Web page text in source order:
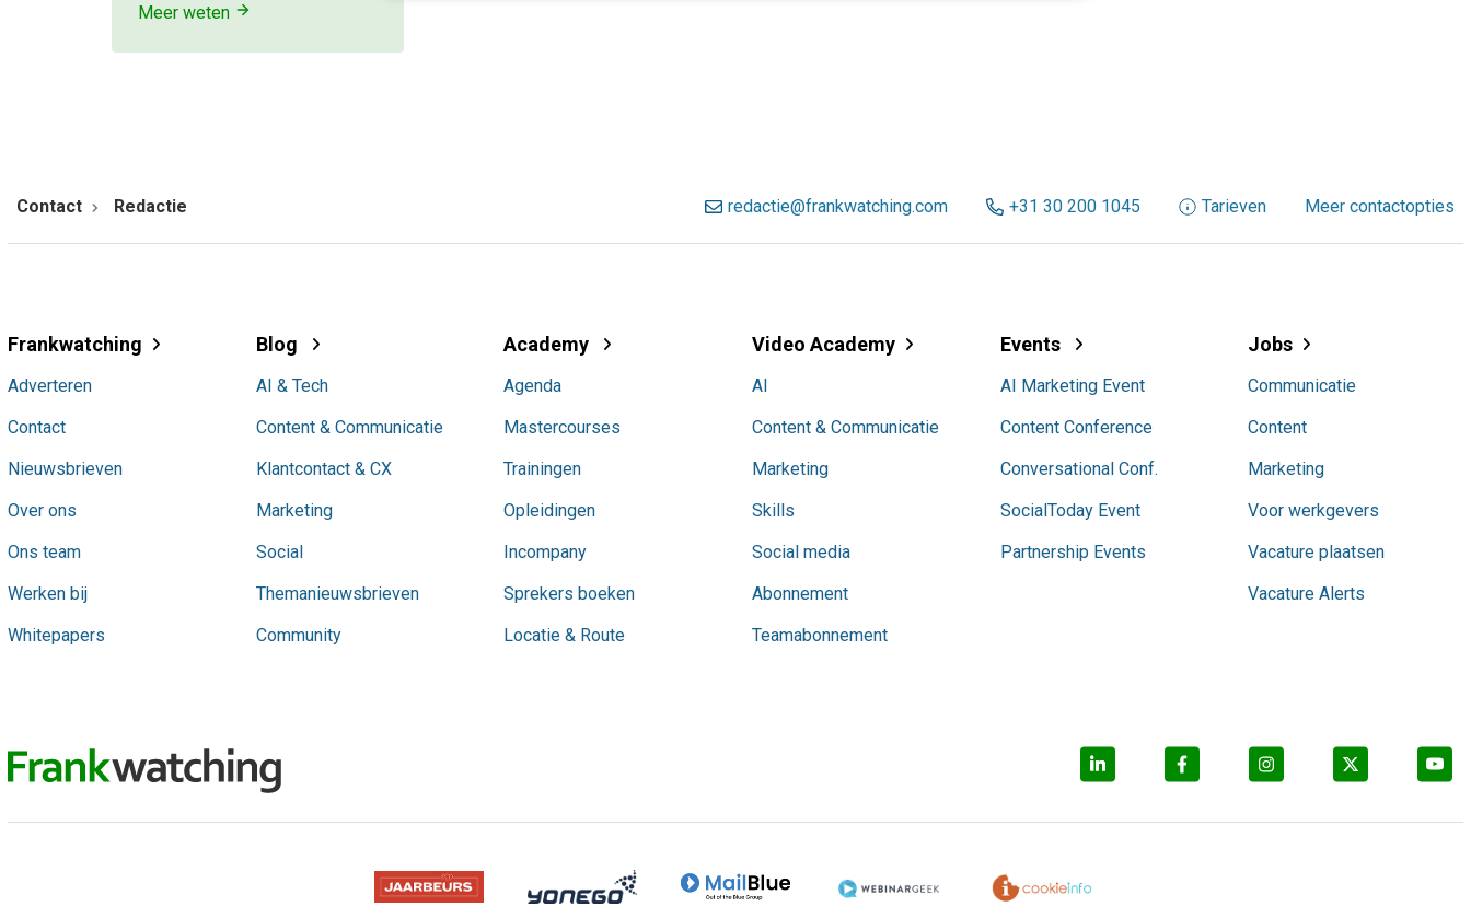
Meer weten
Contact Redactie redactie@frankwatching.com +31 30 200 1045 Tarieven Meer contactopties
Frankwatching
Adverteren
Contact
Nieuwsbrieven
Over ons
Ons team
Werken bij
Whitepapers
Blog
AI & Tech
Content & Communicatie
Klantcontact & CX
Marketing
Social
Themanieuwsbrieven
Community
Academy
Agenda
Mastercourses
Trainingen
Opleidingen
Incompany
Sprekers boeken
Locatie & Route
Video Academy
AI
Content & Communicatie
Marketing
Skills
Social media
Abonnement
Teamabonnement
Events
AI Marketing Event
Content Conference
Conversational Conf.
SocialToday Event
Partnership Events
Jobs
Communicatie
Content
Marketing
Voor werkgevers
Vacature plaatsen
Vacature Alerts